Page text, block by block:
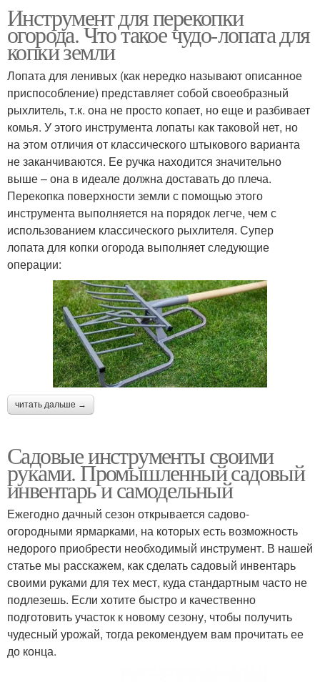
Инструмент для перекопки
огорода. Что такое чудо-лопата для
копки земли
Лопата для ленивых (как нередко называют описанное
приспособление) представляет собой своеобразный
рыхлитель, т.к. она не просто копает, но еще и разбивает
комья. У этого инструмента лопаты как таковой нет, но
на этом отличия от классического штыкового варианта
не заканчиваются. Ее ручка находится значительно
выше – она в идеале должна доставать до плеча.
Перекопка поверхности земли с помощью этого
инструмента выполняется на порядок легче, чем с
использованием классического рыхлителя. Супер
лопата для копки огорода выполняет следующие
операции:
читать дальше →
Садовые инструменты своими
руками. Промышленный садовый
инвентарь и самодельный
Ежегодно дачный сезон открывается садово-
огородными ярмарками, на которых есть возможность
недорого приобрести необходимый инструмент. В нашей
статье мы расскажем, как сделать садовый инвентарь
своими руками для тех мест, куда стандартным часто не
подлезешь. Если хотите быстро и качественно
подготовить участок к новому сезону, чтобы получить
чудесный урожай, тогда рекомендуем вам прочитать ее
до конца.